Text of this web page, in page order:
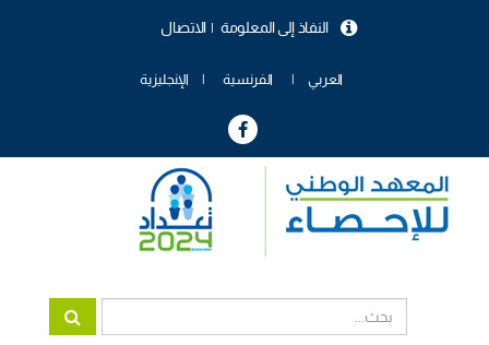
الاتصال النفاذ إلى المعلومة
العربي الفرنسية الإنجليزية